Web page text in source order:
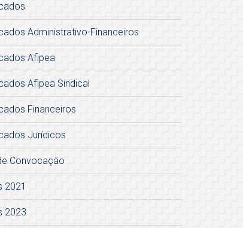
Administrativo-Financeiros
Afipea
Afipea Sindical
Financeiros
Jurídicos
Convocação
2021
2023